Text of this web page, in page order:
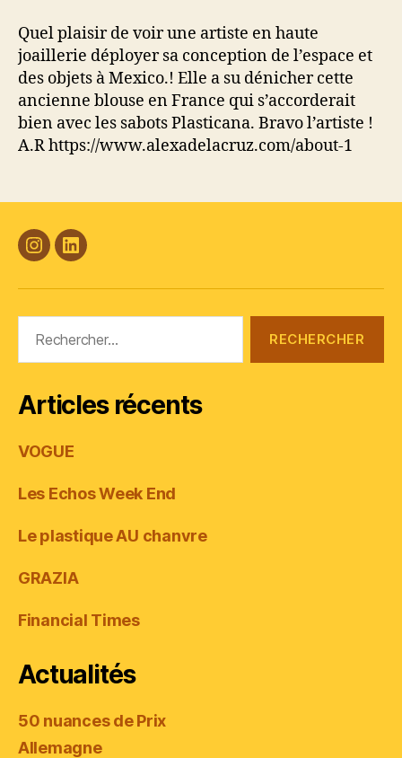
Quel plaisir de voir une artiste en haute
joaillerie déployer sa conception de l’espace et
des objets à Mexico.! Elle a su dénicher cette
ancienne blouse en France qui s’accorderait
bien avec les sabots Plasticana. Bravo l’artiste !
A.R https://www.alexadelacruz.com/about-1
#Plasticana
Linkedin
Articles récents
VOGUE
Les Echos Week End
Le plastique AU chanvre
GRAZIA
Financial Times
Actualités
50 nuances de Prix
Allemagne